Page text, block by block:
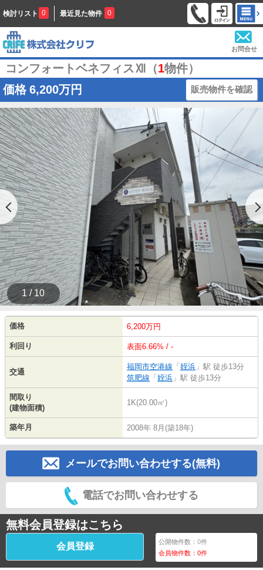
検討リスト 0 最近見た物件 0
お問合せ
コンフォートベネフィスⅫ（1物件）
価格 6,200万円 販売物件を確認
1 / 10
価格 6,200万円
利回り 表面6.66% / -
交通
福岡市空港線 「 姪浜 」駅 徒歩13分
筑肥線 「 姪浜 」駅 徒歩13分
間取り
(建物面積)
1K(20.00㎡)
築年月 2008年 8月(築18年)
メールでお問い合わせする(無料)
電話でお問い合わせする
無料会員登録はこちら
会員登録 公開物件数：0件
会員物件数：0件